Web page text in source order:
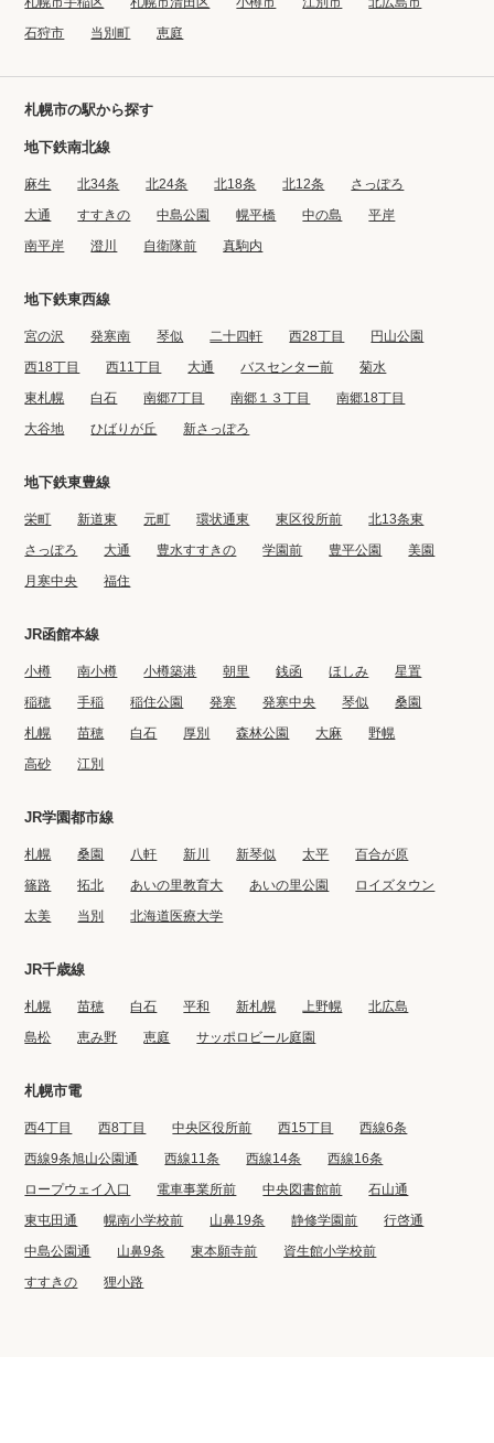
石狩市
当別町 恵庭
札幌市の駅から探す
地下鉄南北線
麻生 北34条 北24条 北18条 北12条
さっぽろ
大通
すすきの 中島公園 幌平橋 中の島
平岸
南平岸
澄川 自衛隊前 真駒内
地下鉄東西線
宮の沢 発寒南 琴似 二十四軒 西28丁目
円山公園
西18丁目
西11丁目 大通 バスセンター前
菊水
東札幌
白石 南郷7丁目 南郷１３丁目
南郷18丁目
大谷地
ひばりが丘 新さっぽろ
地下鉄東豊線
栄町 新道東 元町 環状通東 東区役所前
北13条東
さっぽろ
大通 豊水すすきの 学園前 豊平公園
美園
月寒中央
福住
JR函館本線
小樽 南小樽 小樽築港 朝里 銭函 ほしみ
星置
稲穂
手稲 稲住公園 発寒 発寒中央 琴似
桑園
札幌
苗穂 白石 厚別 森林公園 大麻
野幌
高砂
江別
JR学園都市線
札幌 桑園 八軒 新川 新琴似 太平
百合が原
篠路
拓北 あいの里教育大 あいの里公園
ロイズタウン
太美
当別 北海道医療大学
JR千歳線
札幌 苗穂 白石 平和 新札幌 上野幌
北広島
島松
恵み野 恵庭 サッポロビール庭園
札幌市電
西4丁目 西8丁目 中央区役所前 西15丁目
西線6条
西線9条旭山公園通
西線11条 西線14条
西線16条
ロープウェイ入口
電車事業所前 中央図書館前
石山通
東屯田通
幌南小学校前 山鼻19条 静修学園前
行啓通
中島公園通
山鼻9条 東本願寺前
資生館小学校前
すすきの
狸小路